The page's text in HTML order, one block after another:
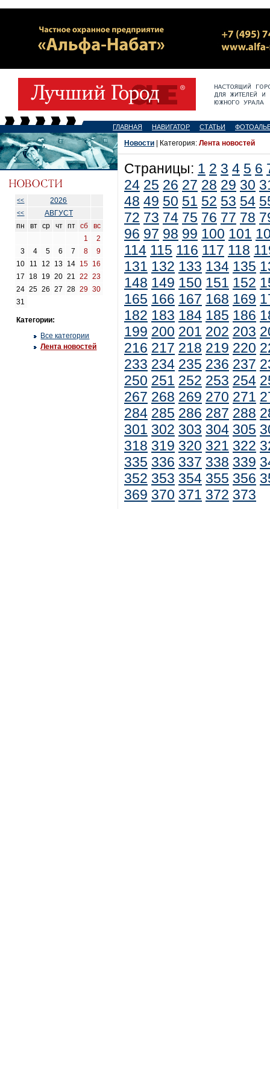
ГЛАВНАЯ НАВИГАТОР СТАТЬИ
<< 2026
<<
АВГУСТ
пн
вт ср чт пт сб
вс
1
2
3
4 5 6 7 8
9
10
11 12 13 14 15 16
17
18 19 20 21 22
23
24 25 26 27 28 29 30
31
Категории:
Все категории
Лента новостей
Новости | Категория: Лента новостей
Страницы: 1 2 3 4 5 6
24 25 26 27 28 29 30
48 49 50 51 52 53 54
72 73 74 75 76 77 78
96 97 98 99 100 101
114 115 116 117 118
131 132 133 134 135
148 149 150 151 152
165 166 167 168 169
182 183 184 185 186
199 200 201 202 203
216 217 218 219 220
233 234 235 236 237
250 251 252 253 254
267 268 269 270 271
284 285 286 287 288
301 302 303 304 305
318 319 320 321 322
335 336 337 338 339
352 353 354 355 356
369 370 371 372 373